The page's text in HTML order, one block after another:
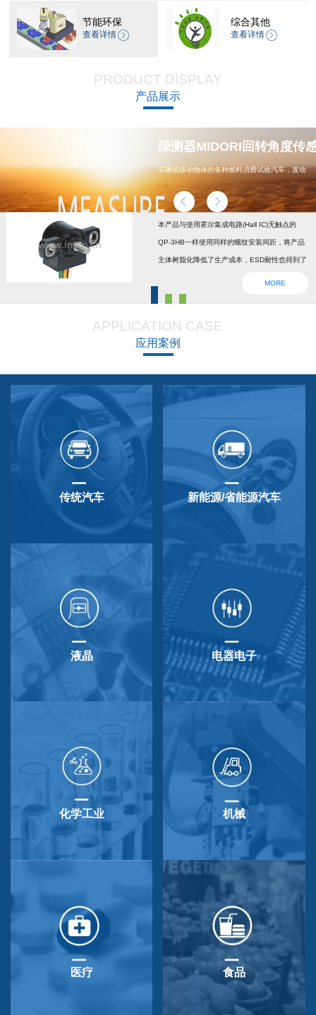
节能环保
查看详情
综合其他
查看详情
PRODUCT DISPLAY
产品展示
绿测器MIDORI回转角度传
车辆或移动物体的各种燃料消费试验汽车，发动
机，汽车配件，能源
本产品与使用霍尔集成电路(Hall IC)无触点的
QP-3HB一样使用同样的螺纹安装间距，将产品
主体树脂化降低了生产成本，ESD耐性也得到了
设回位弹簧，防震动防撞击功能强大，防尘防
QP-3HB标准相同。本产品在游船、铲运车的遥
控手柄、卡车离合器和换挡等方面要求较高的领
MORE
APPLICATION CASE
应用案例
传统汽车 新能源/省能源汽车
液晶 电器电子
化学工业 机械
医疗 食品